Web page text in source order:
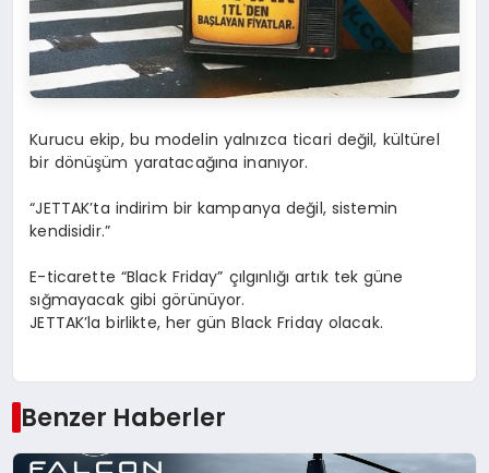
Kurucu ekip, bu modelin yalnızca ticari değil, kültürel
bir dönüşüm yaratacağına inanıyor.
“JETTAK’ta indirim bir kampanya değil, sistemin
kendisidir.”
E-ticarette “Black Friday” çılgınlığı artık tek güne
sığmayacak gibi görünüyor.
JETTAK’la birlikte, her gün Black Friday olacak.
Benzer Haberler